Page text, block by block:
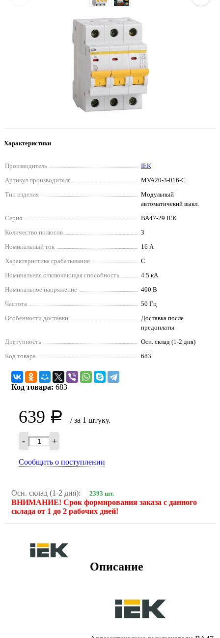
Характеристики
Производитель
IEK
Артикул производителя
MVA20-3-016-C
Тип изделия
Модульный
автоматичекий выкл.
Серия
ВА47-29 IEK
Количество полюсов
3
Номинальный ток
16 А
Характеристика срабатывания
C
Номинальная отключающая способность
4.5 кА
Номинальное напряжение
400 В
Частота
50 Гц
Особенности доставки
Доставка после
предоплаты
Доступность
Осн. склад (1-2 дня)
Код товара
683
Код товара: 683
639 Р / за 1 штуку.
- +
Сообщить о поступлении
Осн. склад (1-2 дня): 2393 шт.
ВНИМАНИЕ! Срок формирования заказа с данного
склада от 1 до 2 рабочих дней!
Описание